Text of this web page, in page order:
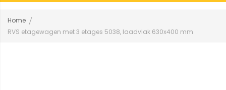
Home
RVS etagewagen met 3 etages 5038, laadvlak 630x400 mm